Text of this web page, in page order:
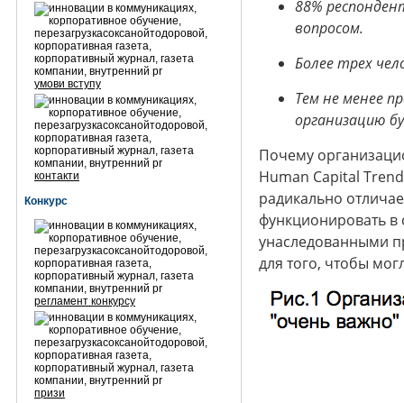
умови вступу
контакти
Конкурс
регламент конкурсу
призи
88%
вопросом.
Более трех
Тем не менее
организацию
Почему
Human Capital
радикально
функционировать в
унаследованными
для того, чтобы